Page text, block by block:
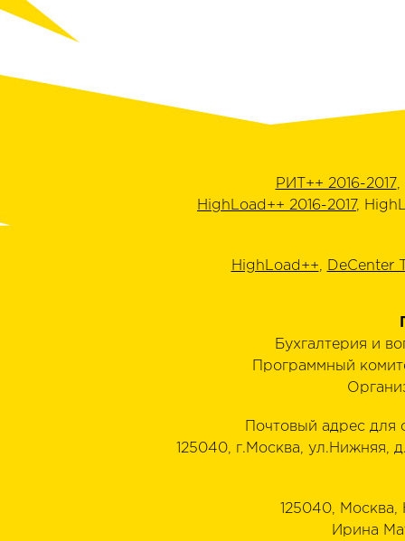
РИТ++ 2016-2017,
HighLoad++ 2016-2017,
HighLoad++, DeCenter
Бухгалтерия и
Программный
Почтовый адрес для
125040, г.Москва, ул.Нижняя,
125040,
‭Ирина